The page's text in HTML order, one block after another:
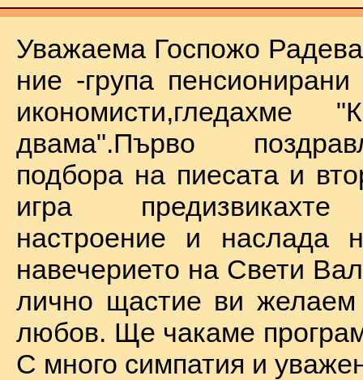
Уважаема Госпожо
ние -група
икономисти,гледахме
двама".Първо
подбора на пиесата и
игра
настроение и наслада
навечерието на Свети
лично щастие ви желаем
любов. Ще чакаме
С много симпатия и